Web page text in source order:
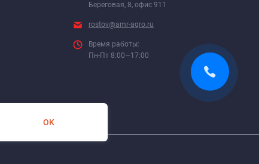
Береговая, 8, офис 911
rostov@amr-agro.ru
Время работы:
Пн-Пт 8:00—17:00
OK